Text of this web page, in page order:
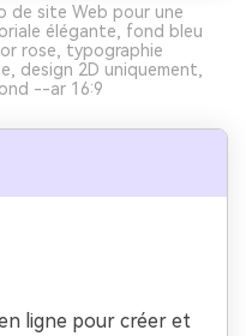
de site Web pour une
élégante, fond bleu
rose, typographie
design 2D uniquement,
--ar 16:9
ligne pour créer et